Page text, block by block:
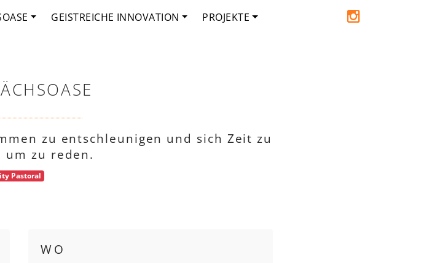
GEISTREICHE INNOVATION PROJEKTE
zu entschleunigen und sich Zeit zu
um zu reden.
Pastoral
WO